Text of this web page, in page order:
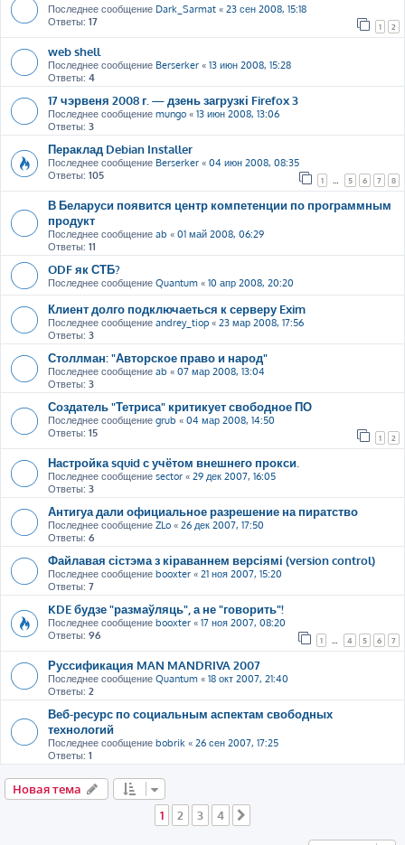
Последнее сообщение Dark_Sarmat « 23 сен 2008, 15:18
Ответы: 17 1 2
web shell
Последнее сообщение Berserker « 13 июн 2008, 15:28
Ответы: 4
17 чэрвеня 2008 г. — дзень загрузкі Firefox 3
Последнее сообщение mungo « 13 июн 2008, 13:06
Ответы: 3
Пераклад Debian Installer
Последнее сообщение Berserker « 04 июн 2008, 08:35
Ответы: 105 1 5 6 7 8
В Беларуси появится центр компетенции по программным
продукт
Последнее сообщение ab « 01 май 2008, 06:29
Ответы: 11
ODF як СТБ?
Последнее сообщение Quantum « 10 апр 2008, 20:20
Клиент долго подключаеться к серверу Exim
Последнее сообщение andrey_tiop « 23 мар 2008, 17:56
Ответы: 3
Столлман: "Авторское право и народ"
Последнее сообщение ab « 07 мар 2008, 13:04
Ответы: 3
Создатель "Тетриса" критикует свободное ПО
Последнее сообщение grub « 04 мар 2008, 14:50
Ответы: 15 1 2
Настройка squid с учётом внешнего прокси.
Последнее сообщение sector « 29 дек 2007, 16:05
Ответы: 3
Антигуа дали официальное разрешение на пиратство
Последнее сообщение ZLo « 26 дек 2007, 17:50
Ответы: 6
Файлавая сістэма з кіраваннем версіямі (version control)
Последнее сообщение booxter « 21 ноя 2007, 15:20
Ответы: 7
KDE будзе "размаўляць", а не "говорить"!
Последнее сообщение booxter « 17 ноя 2007, 08:20
Ответы: 96 1 4 5 6 7
Руссификация MAN MANDRIVA 2007
Последнее сообщение Quantum « 18 окт 2007, 21:40
Ответы: 2
Веб-ресурс по социальным аспектам свободных
технологий
Последнее сообщение bobrik « 26 сен 2007, 17:25
Ответы: 1
Новая тема
1
2 3 4